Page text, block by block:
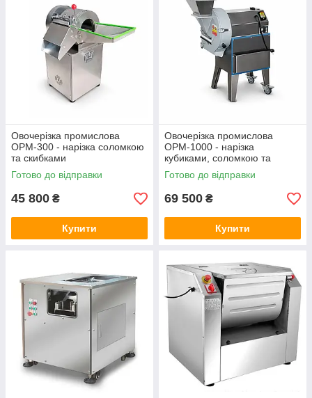
Овочерізка промислова
ОРМ-300 - нарізка соломкою
та скибками
Готово до відправки
45 800 ₴
Купити
Овочерізка промислова
ОРМ-1000 - нарізка
кубиками, соломкою та
скибками
Готово до відправки
69 500 ₴
Купити